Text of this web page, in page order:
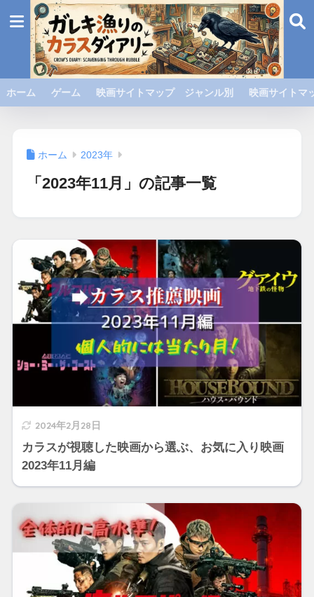
ホーム ゲーム 映画サイトマップ ジャンル別 映画サイト
ホーム 2023年
「2023年11月」の記事一覧
2024年2月28日
カラスが視聴した映画から選ぶ、お気に入り映画
2023年11月編